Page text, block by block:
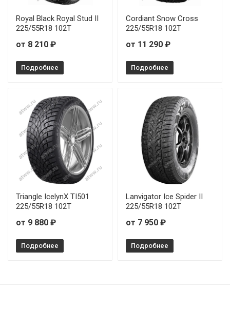
Royal Black Royal Stud II
225/55R18 102T
от 8 210 ₽
Подробнее
Cordiant Snow Cross
225/55R18 102T
от 11 290 ₽
Подробнее
Triangle IcelynX TI501
225/55R18 102T
от 9 880 ₽
Подробнее
Lanvigator Ice Spider II
225/55R18 102T
от 7 950 ₽
Подробнее